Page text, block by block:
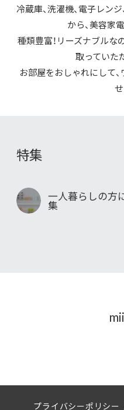
冷蔵庫、洗濯機、電子レン
から、美容家
種類豊富！リーズナブルな
取っていた
お部屋をおしゃれにして
特集
一人暮らしの方
集
プライバシーポリシー